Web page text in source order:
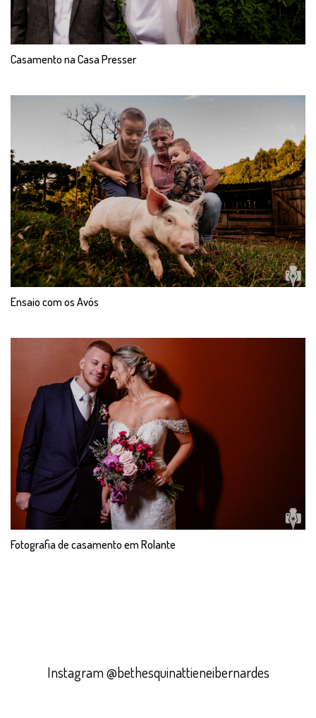
Casamento na Casa Presser
Ensaio com os Avós
Fotografia de casamento em Rolante
Instagram @bethesquinattieneibernardes